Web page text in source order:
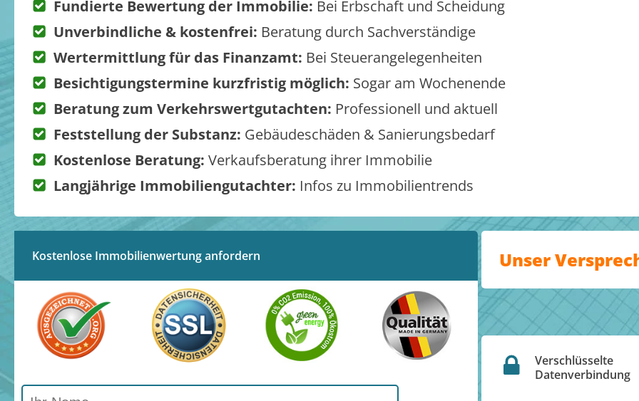
Fundierte Bewertung der Immobilie: Bei Erbschaft und Scheidung
Unverbindliche & kostenfrei: Beratung durch Sachverständige
Wertermittlung für das Finanzamt: Bei Steuerangelegenheiten
Besichtigungstermine kurzfristig möglich: Sogar am Wochenende
Beratung zum Verkehrswertgutachten: Professionell und aktuell
Feststellung der Substanz: Gebäudeschäden & Sanierungsbedarf
Kostenlose Beratung: Verkaufsberatung ihrer Immobilie
Langjährige Immobiliengutachter: Infos zu Immobilientrends
Kostenlose Immobilienwertung anfordern Unser
Verschlüsselte
Datenverbindung